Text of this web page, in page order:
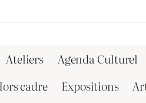
Ateliers Agenda Culturel
cadre Expositions